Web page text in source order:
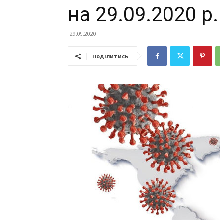
на 29.09.2020 р.
29.09.2020
Поділитись